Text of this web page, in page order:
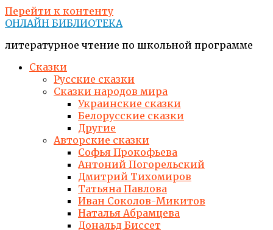
Перейти к контенту
ОНЛАЙН БИБЛИОТЕКА
литературное чтение по школьной программе
Сказки
Русские сказки
Сказки народов мира
Украинские сказки
Белорусские сказки
Другие
Авторские сказки
Софья Прокофьева
Антоний Погорельский
Дмитрий Тихомиров
Татьяна Павлова
Иван Соколов-Микитов
Наталья Абрамцева
Дональд Биссет